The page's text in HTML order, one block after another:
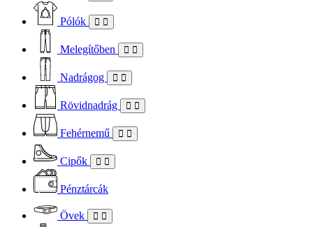
Pólók
Melegítőben
Nadrágog
Rövidnadrág
Fehérnemű
Cipők
Pénztárcák
Övek